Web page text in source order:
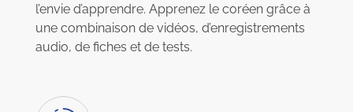
l’envie d’apprendre. Apprenez le coréen grâce à
une combinaison de vidéos, d’enregistrements
audio, de fiches et de tests.